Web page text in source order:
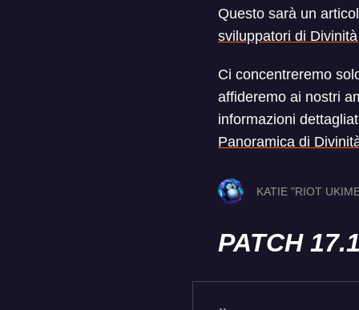
Questo sarà un
sviluppatori di
Ci concentreremo
affideremo ai nostri
informazioni
Panoramica di
KATIE "RIOT
PATCH